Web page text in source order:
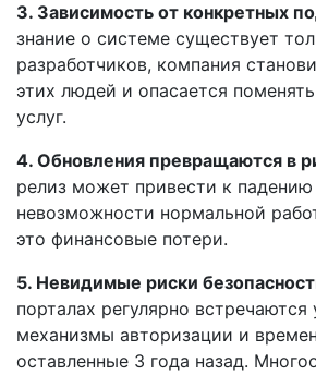
3. Зависимость от конкретных
знание о системе существует
разработчиков, компания
этих людей и опасается
услуг.
4. Обновления превращаются в
релиз может привести к
невозможности нормальной
это финансовые потери.
5. Невидимые риски
порталах регулярно
механизмы авторизации и
оставленные 3 года назад.